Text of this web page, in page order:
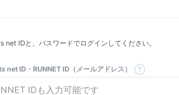
net IDと、パスワードでログインしてください。
net ID・RUNNET ID（メールアドレス）